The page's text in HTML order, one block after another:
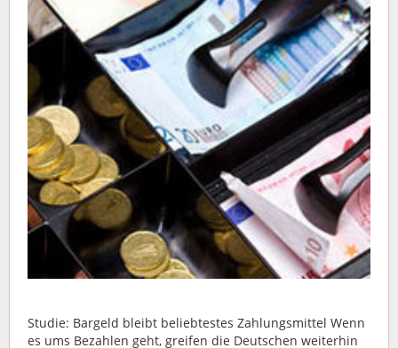
Studie: Bargeld bleibt beliebtestes Zahlungsmittel Wenn
es ums Bezahlen geht, greifen die Deutschen weiterhin